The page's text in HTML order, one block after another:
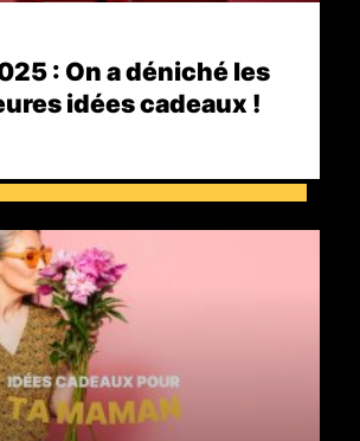
: On a déniché les
idées cadeaux !